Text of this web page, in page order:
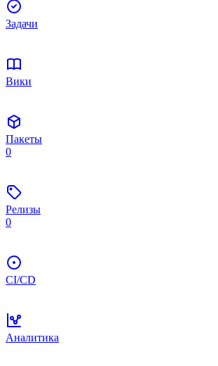
Задачи
Вики
Пакеты
0
Релизы
0
CI/CD
Аналитика